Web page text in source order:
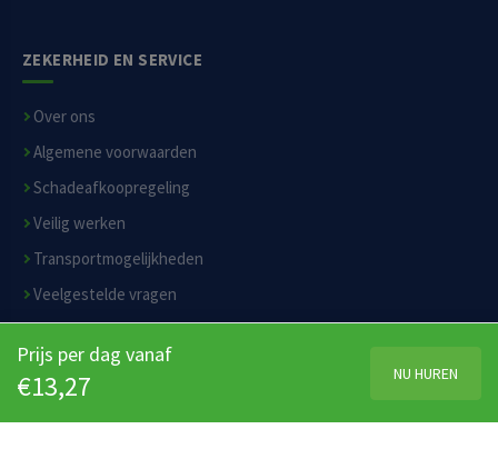
Prijs per dag vanaf
€13,27 NU HUREN
ZEKERHEID EN SERVICE
Over ons
Algemene voorwaarden
Schadeafkoopregeling
Veilig werken
Transportmogelijkheden
Veelgestelde vragen
Privacyverklaring
Disclaimer